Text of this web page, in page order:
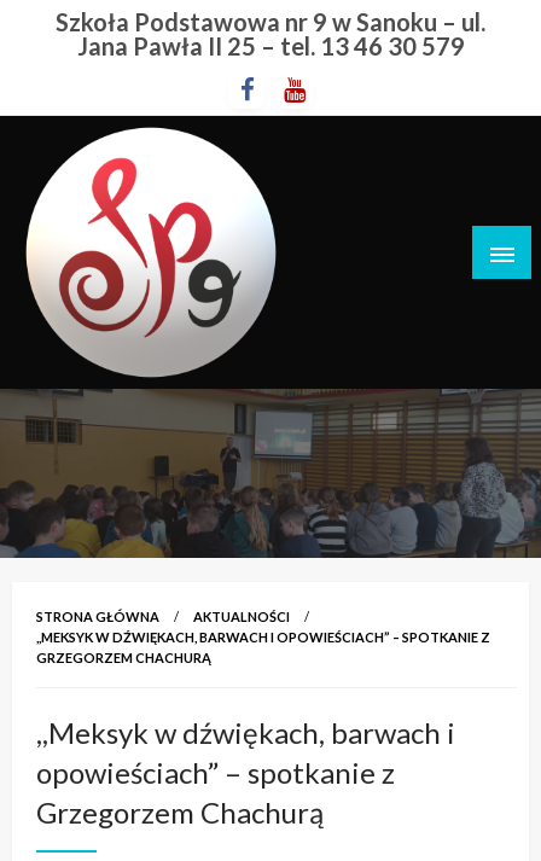
PrzejdźSzkoła Podstawowa nr 9 w Sanoku – ul.
Jana Pawła II 25 – tel. 13 46 30 579
Szkoła Podstawowa nr 9 w Sanoku
STRONA GŁÓWNA
AKTUALNOŚCI
,,MEKSYK W DŹWIĘKACH, BARWACH I OPOWIEŚCIACH” – SPOTKANIE Z
GRZEGORZEM CHACHURĄ
,,Meksyk w dźwiękach, barwach i
opowieściach” – spotkanie z
Grzegorzem Chachurą